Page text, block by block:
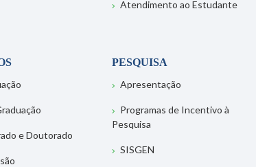
Atendimento ao Estudante
e Doutorado
PESQUISA
Apresentação
Programas de Incentivo à
Pesquisa
SISGEN